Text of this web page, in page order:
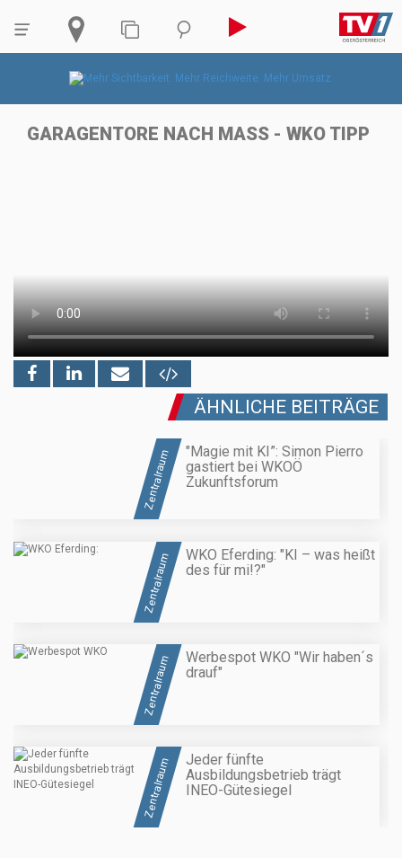
GARAGENTORE NACH MASS - WKO TIPP
ÄHNLICHE BEITRÄGE
Zentralraum
"Magie mit KI”: Simon Pierro
gastiert bei WKOÖ
Zukunftsforum
Zentralraum
WKO Eferding: "KI – was heißt
des für mi!?"
Zentralraum
Werbespot WKO "Wir haben´s
drauf"
Zentralraum
Jeder fünfte
Ausbildungsbetrieb trägt
INEO-Gütesiegel